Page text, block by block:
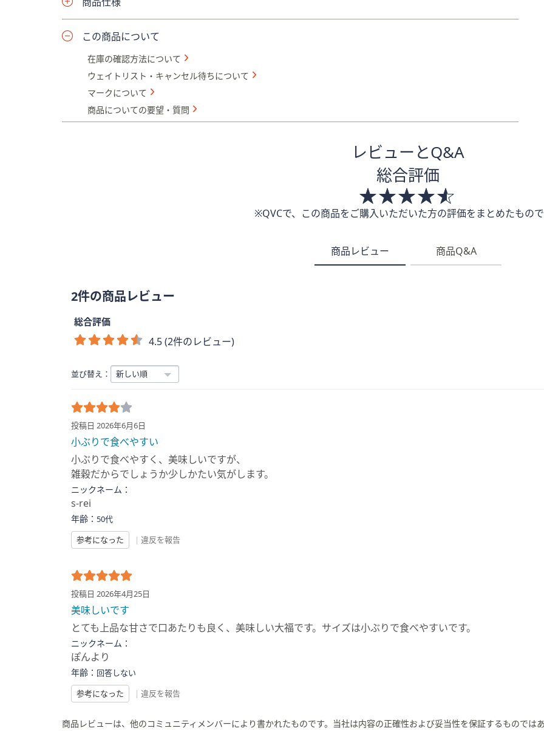
この商品について
在庫の確認方法について
ウェイトリスト・キャンセル待ちについて
マークについて
商品についての要望・質問
レビューとQ&A
総合評価
※QVCで、この商品をご購入いただいた方の評価をまとめたもの
商品レビュー 商品Q&A
2件の商品レビュー
総合評価
4.5 (2件のレビュー)
並び替え：
投稿日 2026年6月6日
小ぶりで食べやすい
小ぶりで食べやすく、美味しいですが、
雑穀だからでしょうか少しかたい気がします。
ニックネーム：
s-rei
年齢： 50代
参考になった
| 違反を報告
投稿日 2026年4月25日
美味しいです
とても上品な甘さで口あたりも良く、美味しい大福です。サイズは小ぶりで食べやすいです。
ニックネーム：
ぽんより
年齢： 回答しない
参考になった
| 違反を報告
商品レビューは、他のコミュニティメンバーにより書かれたものです。当社は内容の正確性および妥当性を保証するもので